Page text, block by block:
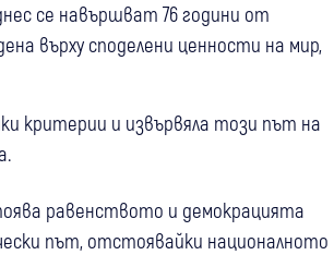
се навършват 76 години от
върху споделени ценности на мир,
критерии и извървяла този път на
равенството и демокрацията
път, отстоявайки националното